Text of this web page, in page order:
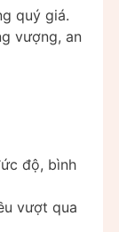
quý giá.
vượng, an
độ, bình
vượt qua